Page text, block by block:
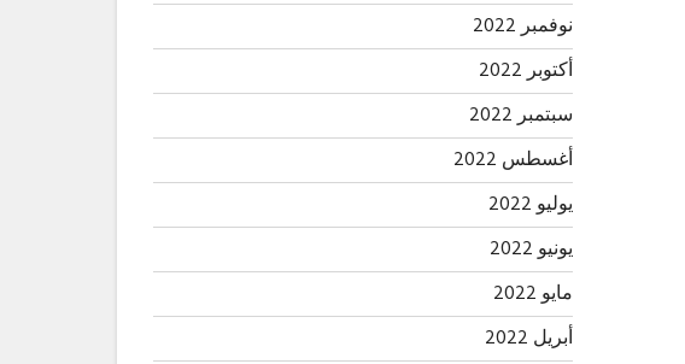
نوفمبر 2022
أكتوبر 2022
سبتمبر 2022
أغسطس 2022
يوليو 2022
يونيو 2022
مايو 2022
أبريل 2022